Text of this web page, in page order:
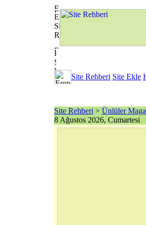
Site Rehberi Site Ekle
Site Rehberi > Ünlüler
8 Ağustos 2026, Cumartesi